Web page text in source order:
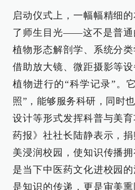
启动仪式上，一幅幅精细
了师生目光——这不是普通
植物形态解剖学、系统分
借助放大镜、微距摄影等
植物进行的“科学记录”。
照”，能够服务科研，同时
设计等形式发挥科普与美
药报》社社长陆静表示，
美浸润校园，使知识传播
是当下中医药文化进校园
是知识的传递，更是审美